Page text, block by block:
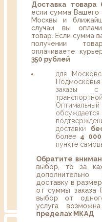
Доставка товара
если сумма Вашего
Москвы и
случаи вы
товар. Если сумма
получении
оплачиваете
350 рублей
для
заказы с
доставки
более 4
пункте
Обратите
выбор, то за
дополнительно
доставку в
от суммы заказа
выбор от
услуга
пределах МКАД